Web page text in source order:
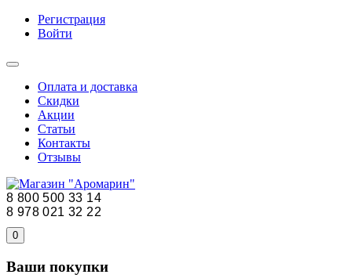
Регистрация
Войти
Оплата и доставка
Скидки
Акции
Статьи
Контакты
Отзывы
8 800 500 33 14
8 978 021 32 22
0
Ваши покупки